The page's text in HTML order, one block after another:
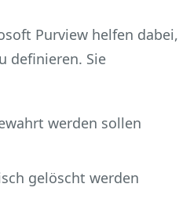
Purview helfen dabei,
definieren. Sie
werden sollen
gelöscht werden